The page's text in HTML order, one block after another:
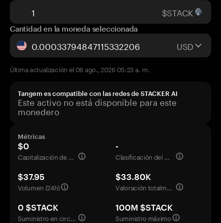
$STACK
Cantidad en la moneda seleccionada
USD
Última actualización el 06 ago., 2026 05:23 a. m.
Tangem es compatible con las redes de STACKER AI
Este activo no está disponible para este
monedero
Métricas
$0
Capitalización de mercado
-
Clasificación del mercado
$37.95
Volumen (24h)
$33.80K
Valoración totalmente diluida
0 $STACK
Suministro en circulación
100M $STACK
Suministro máximo